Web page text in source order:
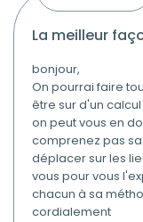
la meilleur
bonjour,
On pourrai faire
être sur d'un
on peut vous en
comprenez pas
déplacer sur les
vous pour vous
chacun à sa
cordialement